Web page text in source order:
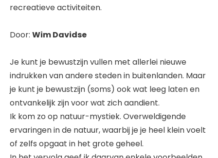
recreatieve activiteiten.
Door: Wim Davidse
Je kunt je bewustzijn vullen met allerlei nieuwe
indrukken van andere steden in buitenlanden. Maar
je kunt je bewustzijn (soms) ook wat leeg laten en
ontvankelijk zijn voor wat zich aandient.
Ik kom zo op natuur-mystiek. Overweldigende
ervaringen in de natuur, waarbij je je heel klein voelt
of zelfs opgaat in het grote geheel.